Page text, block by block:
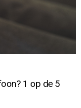
1 op de 5